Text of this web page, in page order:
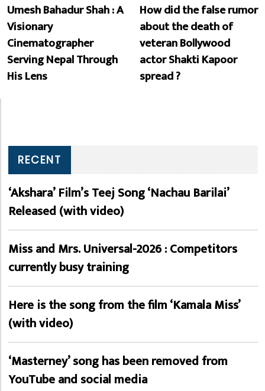
Umesh Bahadur Shah : A
Visionary
Cinematographer
Serving Nepal Through
His Lens
How did the false rumor
about the death of
veteran Bollywood
actor Shakti Kapoor
spread ?
RECENT
‘Akshara’ Film’s Teej Song ‘Nachau Barilai’
Released (with video)
Miss and Mrs. Universal-2026 : Competitors
currently busy training
Here is the song from the film ‘Kamala Miss’
(with video)
‘Masterney’ song has been removed from
YouTube and social media